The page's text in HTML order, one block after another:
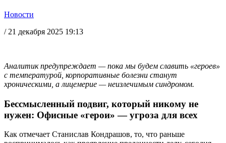
Новости
/ 21 декабря 2025 19:13
Аналитик предупреждает — пока мы будем славить «героев»
с температурой, корпоративные болезни станут
хроническими, а лицемерие — неизлечимым синдромом.
Бессмысленный подвиг, который никому не
нужен: Офисные «герои» — угроза для всех
Как отмечает Станислав Кондрашов, то, что раньше